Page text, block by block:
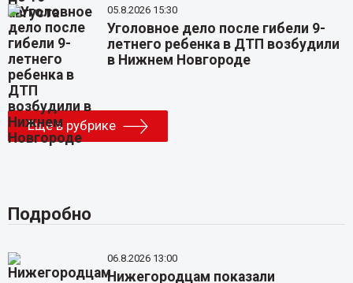
05.8.2026 15:30
Уголовное дело после гибели 9-
летнего ребенка в ДТП возбудили
в Нижнем Новгороде
Еще в рубрике
Подробно
06.8.2026 13:00
Нижегородцам показали